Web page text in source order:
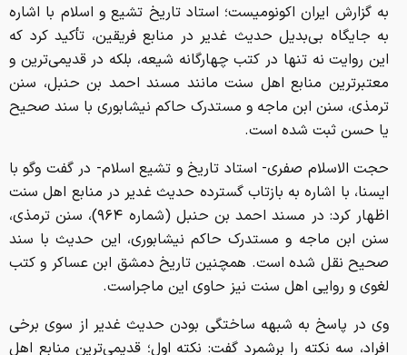
به گزارش ایران اکونومیست؛ استاد تاریخ تشیع و اسلام با اشاره
به جایگاه بی‌بدیل حدیث غدیر در منابع فریقین، تأکید کرد که
این روایت نه تنها در کتب چهارگانه شیعه، بلکه در قدیمی‌ترین و
معتبرترین منابع اهل سنت مانند مسند احمد بن حنبل، سنن
ترمذی، سنن ابن ماجه و مستدرک حاکم نیشابوری با سند صحیح
یا حسن ثبت شده است.
حجت الاسلام صفری- استاد تاریخ و تشیع اسلام- در گفت وگو با
ایسنا، با اشاره به بازتاب گسترده حدیث غدیر در منابع اهل سنت
اظهار کرد: در مسند احمد بن حنبل (شماره ۹۶۴)، سنن ترمذی،
سنن ابن ماجه و مستدرک حاکم نیشابوری، این حدیث با سند
صحیح نقل شده است. همچنین تاریخ دمشق ابن عساکر و کتب
لغوی و روایی اهل سنت نیز حاوی این ماجراست.
وی در پاسخ به شبهه ساختگی بودن حدیث غدیر از سوی برخی
افراد، سه نکته را برشمرد گفت: نکته اول؛ قدیمی‌ترین منابع اهل